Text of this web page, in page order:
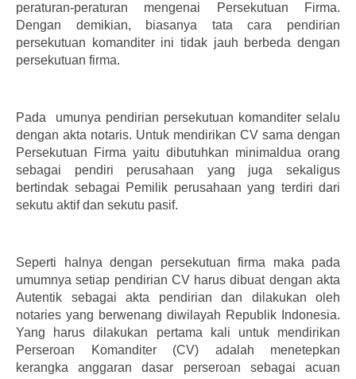
peraturan-peraturan mengenai Persekutuan Firma.
Dengan demikian, biasanya tata cara pendirian
persekutuan komanditer ini tidak jauh berbeda dengan
persekutuan firma.
Pada umunya pendirian persekutuan komanditer selalu
dengan akta notaris. Untuk mendirikan CV sama dengan
Persekutuan Firma yaitu dibutuhkan minimaldua orang
sebagai pendiri perusahaan yang juga sekaligus
bertindak sebagai Pemilik perusahaan yang terdiri dari
sekutu aktif dan sekutu pasif.
Seperti halnya dengan persekutuan firma maka pada
umumnya setiap pendirian CV harus dibuat dengan akta
Autentik sebagai akta pendirian dan dilakukan oleh
notaries yang berwenang diwilayah Republik Indonesia.
Yang harus dilakukan pertama kali untuk mendirikan
Perseroan Komanditer (CV) adalah menetepkan
kerangka anggaran dasar perseroan sebagai acuan